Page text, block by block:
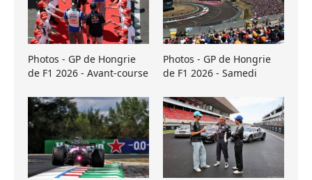
Photos - GP de Hongrie
de F1 2026 - Avant-course
Photos - GP de Hongrie
de F1 2026 - Samedi